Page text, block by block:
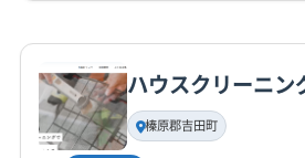
(愛知県) 知多郡美浜町
(愛知県) 知多
(愛知県) 知多市
(愛知県) 知立市
(愛知県) 津島市
(愛知県) 田原市
公式HP
公式サイトを見る
基本情報
代表者名
廣澤佳仁
ハウスクリーニン
榛原郡吉田町